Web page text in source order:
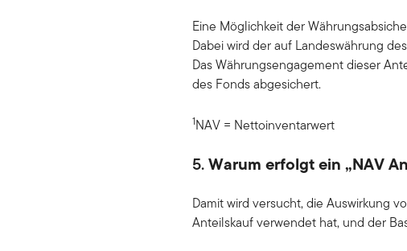
Eine Möglichkeit der
Dabei wird der auf Landeswährung
Das Währungsengagement dieser
des Fonds abgesichert.
1NAV = Nettoinventarwert
5.Warum erfolgt ein „NAV
Damit wird versucht, die Auswirkung
Anteilskauf verwendet hat, und der